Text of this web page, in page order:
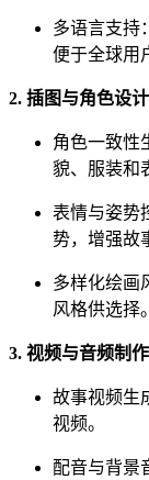
多语言支持
便于全球用
2. 插图与角色设计
角色一致性
貌、服装和
表情与姿势
势，增强故
多样化绘画
风格供选择。
3. 视频与音频制作
故事视频生
视频。
配音与背景